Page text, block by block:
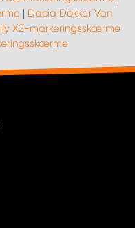
| Dacia Dokker Van
X2-markeringsskærme